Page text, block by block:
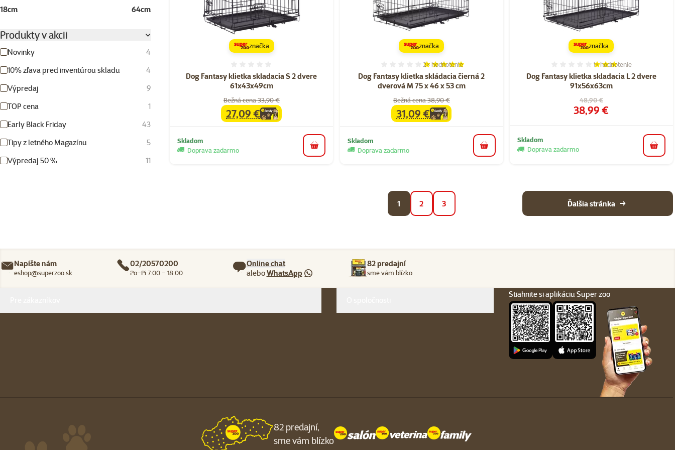
18cm 64cm
Produkty v akcii
Novinky
4
10% zľava pred inventúrou skladu
4
Výpredaj
9
TOP cena
1
Early Black Friday
43
Tipy z letného Magazínu
5
Výpredaj 50 %
11
Dog Fantasy klietka skladacia S 2 dvere
61x43x49cm
Bežná cena 33,90 €
familycena
27,09 €
značka
Skladom
Doprava zadarmo
do košíka
Dog Fantasy klietka skládacia čierná 2
dverová M 75 x 46 x 53 cm
Hodnotenie 100%, počet hodnotení: 2
2× hodnotenie
Bežná cena 38,90 €
familycena
31,09 €
značka
Skladom
Doprava zadarmo
do košíka
Dog Fantasy klietka skladacia L 2 dvere
91x56x63cm
Hodnotenie 60%, počet
1×hodnotenie
Pôvodná cena
48,90 €
Cena
38,99 €
značka
Skladom
Doprava zadarmo
do
1 2 3 Ďalšia stránka
Napíšte nám
eshop@superzoo.sk
02/20570200
Po–Pi 7:00 – 18:00
Online chat
aleboWhatsApp
82 predajní
sme vám blízko
Stiahnite si aplikáciu Super zoo
82 predajní,
sme vám blízko